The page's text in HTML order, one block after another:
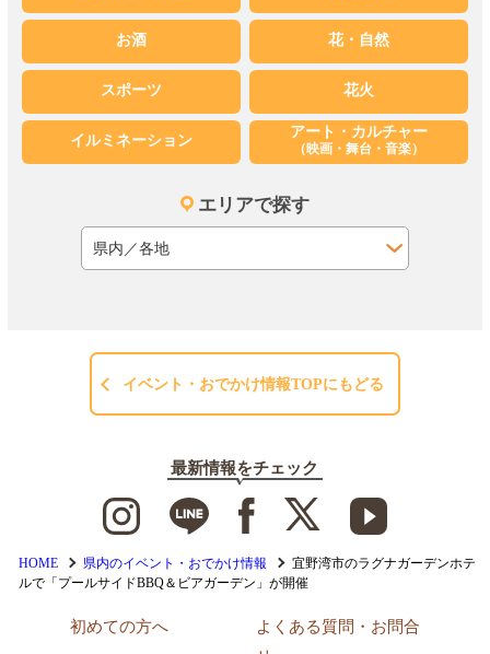
お酒 花・自然
スポーツ 花火
イルミネーション アート・カルチャー
（映画・舞台・音楽）
エリアで探す
イベント・おでかけ情報TOPにもどる
最新情報をチェック
HOME 県内のイベント・おでかけ情報
宜野湾市のラグナガーデンホテ
ルで「プールサイドBBQ＆ビアガーデン」が開催
初めての方へ
よくある質問・お問合